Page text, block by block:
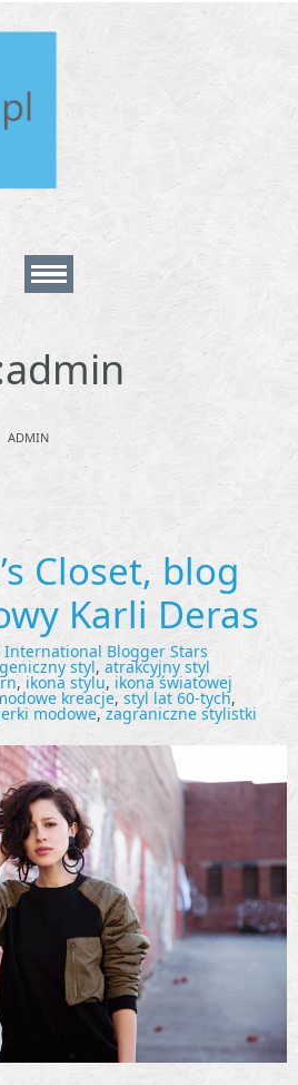
admin
ADMIN
Closet, blog
Karli Deras
International Blogger Stars
styl, atrakcyjny styl
, ikona stylu, ikona światowej
kreacje,styl lat 60-tych,
modowe,zagraniczne stylistki